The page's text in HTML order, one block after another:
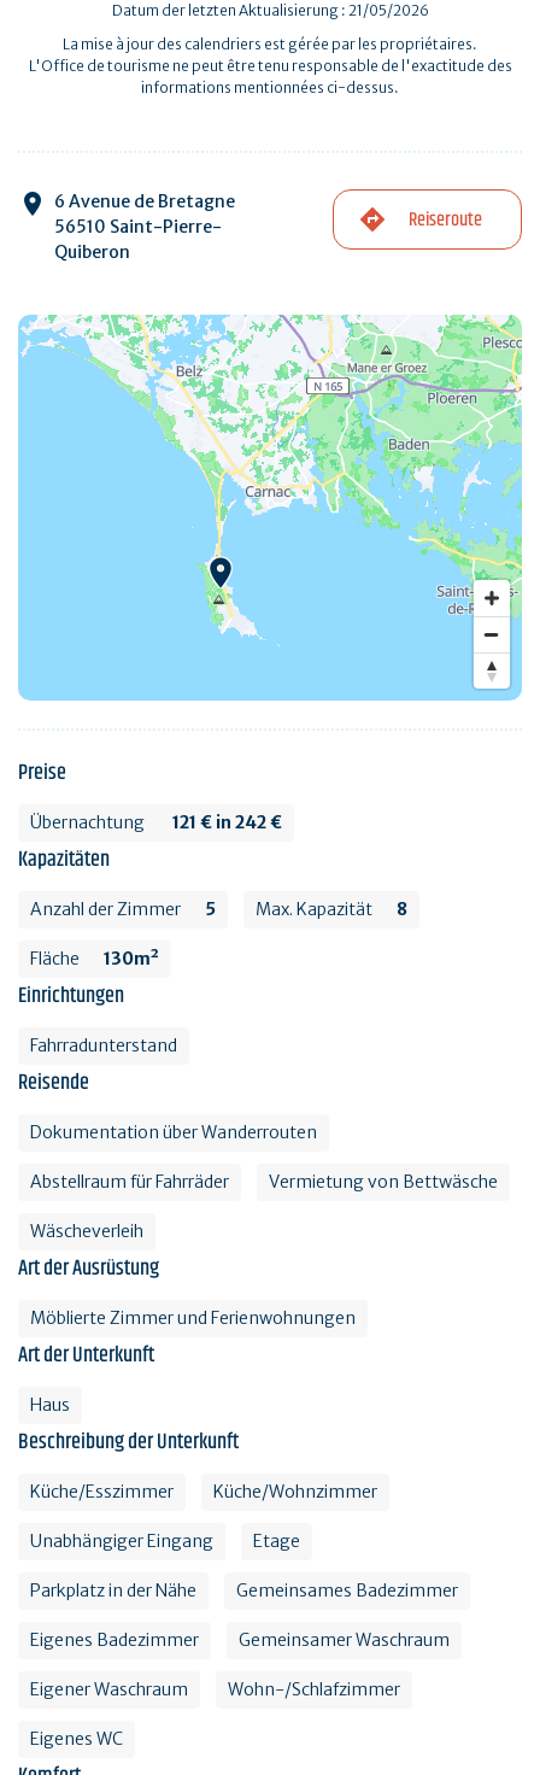
Datum der letzten Aktualisierung : 21/05/2026
La mise à jour des calendriers est gérée par les propriétaires.
L'Office de tourisme ne peut être tenu responsable de l'exactitude des
informations mentionnées ci-dessus.
6 Avenue de Bretagne
56510 Saint-Pierre-
Quiberon
Reiseroute
Preise
Übernachtung 121 € in 242 €
Kapazitäten
Anzahl der Zimmer 5 Max. Kapazität 8
Fläche 130m²
Einrichtungen
Fahrradunterstand
Reisende
Dokumentation über Wanderrouten
Abstellraum für Fahrräder Vermietung von Bettwäsche
Wäscheverleih
Art der Ausrüstung
Möblierte Zimmer und Ferienwohnungen
Art der Unterkunft
Haus
Beschreibung der Unterkunft
Küche/Esszimmer Küche/Wohnzimmer
Unabhängiger Eingang Etage
Parkplatz in der Nähe Gemeinsames Badezimmer
Eigenes Badezimmer Gemeinsamer Waschraum
Eigener Waschraum Wohn-/Schlafzimmer
Eigenes WC